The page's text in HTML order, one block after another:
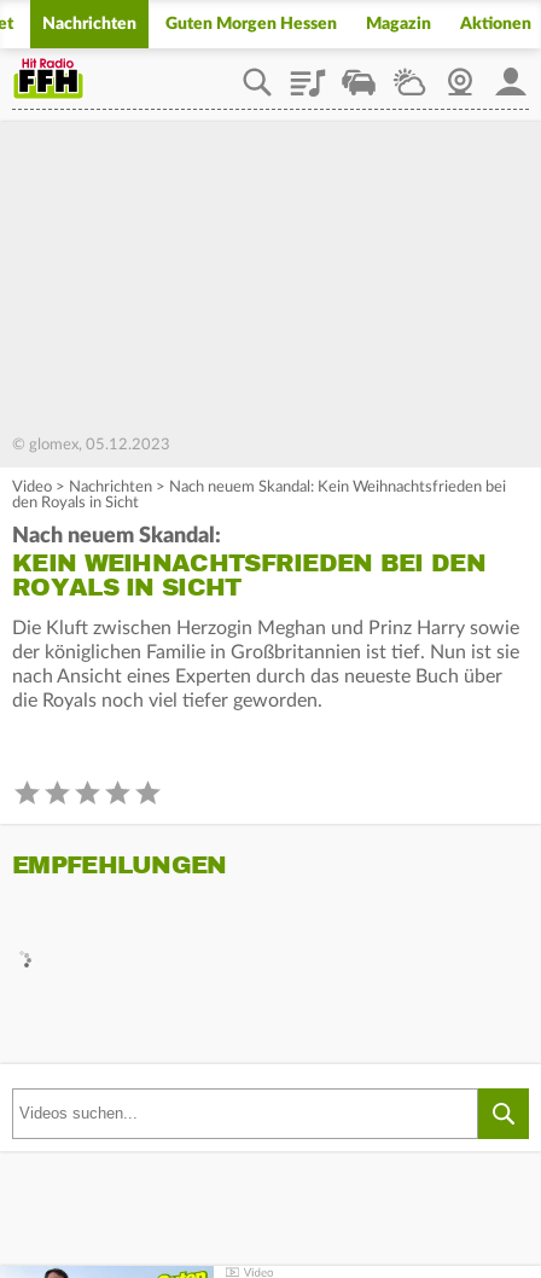
Nachrichten Guten Morgen Hessen Magazin Aktionen
PlaylistStaupilotWetterWebcam
© glomex, 05.12.2023
Video > Nachrichten > Nach neuem Skandal: Kein Weihnachtsfrieden bei
den Royals in Sicht
Nach neuem Skandal:
KEIN WEIHNACHTSFRIEDEN BEI DEN
ROYALS IN SICHT
Die Kluft zwischen Herzogin Meghan und Prinz Harry sowie
der königlichen Familie in Großbritannien ist tief. Nun ist sie
nach Ansicht eines Experten durch das neueste Buch über
die Royals noch viel tiefer geworden.
EMPFEHLUNGEN